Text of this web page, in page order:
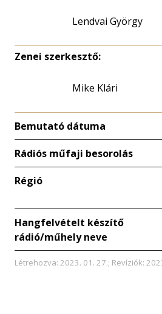
Lendvai György
Zenei szerkesztő:
Mike Klári
Bemutató dátuma
Rádiós műfaji besorolás
Régió
Hangfelvételt készítő
rádió/műhely neve
Létrehozva: 2023. 01. 27.; Revíziók: